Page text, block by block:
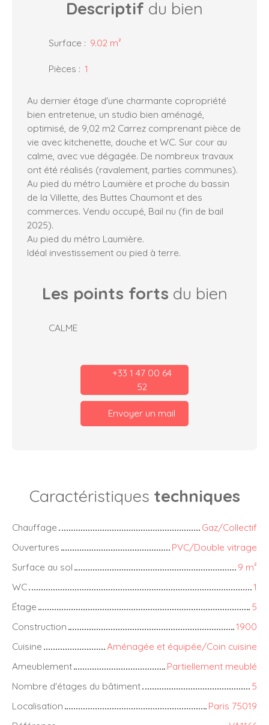
Descriptif du bien
Surface : 9.02 m²
Pièces : 1
Au dernier étage d'une charmante copropriété
bien entretenue, un studio bien aménagé,
optimisé, de 9,02 m2 Carrez comprenant pièce de
vie avec kitchenette, douche et WC. Sur cour au
calme, avec vue dégagée. De nombreux travaux
ont été réalisés (ravalement, parties communes).
Au pied du métro Laumière et proche du bassin
de la Villette, des Buttes Chaumont et des
commerces. Vendu occupé, Bail nu (fin de bail
2025).
Au pied du métro Laumière.
Idéal investissement ou pied à terre.
Les points forts du bien
CALME
+33 1 47 00 64
52
Envoyer un mail
Caractéristiques techniques
Chauffage
Gaz/Collectif
Ouvertures
PVC/Double vitrage
Surface au sol
9 m²
WC
1
Étage
5
Construction
1900
Cuisine
Aménagée et équipée/Coin cuisine
Ameublement
Partiellement meublé
Nombre d'étages du bâtiment
5
Localisation
Paris 75019